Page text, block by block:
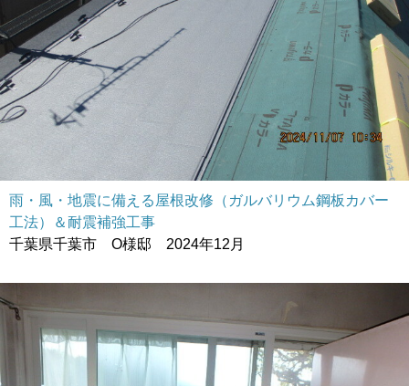
雨・風・地震に備える屋根改修（ガルバリウム鋼板カバー
工法）＆耐震補強工事
千葉県千葉市 O様邸 2024年12月